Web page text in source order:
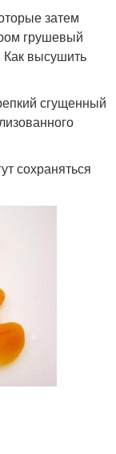
затем
грушевый
Как высушить
сгущенный
сохраняться